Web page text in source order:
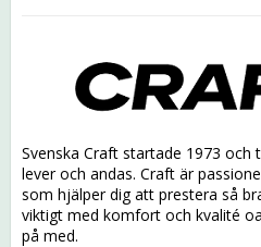
Svenska Craft startade 1973 och
lever och andas. Craft är
som hjälper dig att prestera så
viktigt med komfort och kvalité
på med.